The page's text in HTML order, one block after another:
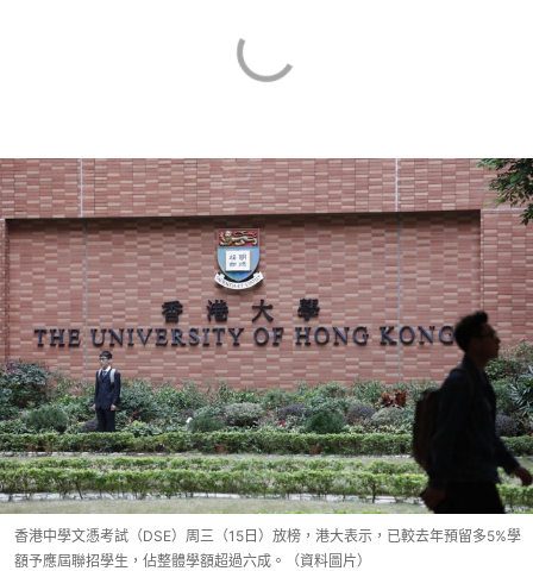
香港中學文憑考試（DSE）周三（15日）放榜，港大表示，已較去年預留多5%學
額予應屆聯招學生，佔整體學額超過六成。（資料圖片）